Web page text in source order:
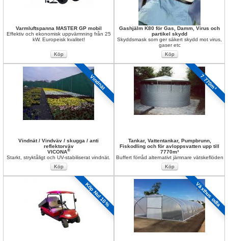
Varmluftspanna MASTER GP mobil
Effektiv och ekonomisk uppvärmning från 25
kW. Europeisk kvalitet!
Gashjälm K80 för Gas, Damm, Virus och
partikel skydd
Skyddsmask som ger säkert skydd mot virus,
gaser etc
Vindnät
Vindnät / Vindväv / skugga / anti
reflektorväv
VICONA®
Starkt, stryktåligt och UV-stabiliserat vindnät.
7 770m³
Tankar, Vattentankar, Pumpbrunn,
Fiskodling och för avloppsvatten upp till
7770m³
Buffert förråd alternativt jämnare vätskeflöden
Köp Nu! 10% Växthus odla